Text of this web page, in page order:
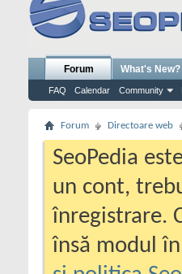
Forum
FAQ Calendar Community
What's New?
Forum Directoare web
SeoPedia
un cont,
înregistrare.
însă modul